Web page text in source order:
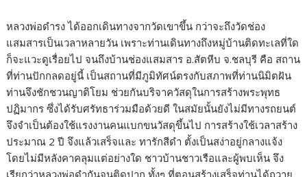
หลวงพ่อดำรง ได้ออกเดินทางจากวัดเขาขึ้น กว่าจะถึงวัดช่อง
แสมสารเป็นเวลาหลายวัน เพราะท่านเดินทางถึงหมู่บ้านติดทะเลที่ใด
ก็จะแวะดูเรื่อยไป จนถึงบ้านช่องแสมสาร อ.สัตหีบ จ.ชลบุรี คือ สถาน
ที่ท่านปักกลดอยู่นี้ เป็นสถานที่มีภูมิทัศน์ตรงกับสภาพที่ท่านนิมิตฝัน
ท่านจึงชักชวนญาติโยม ช่วยกันบริจาควัสดุในการสร้างพระพุทธ
ปฏิมากร ซึ่งได้รับศรัทธาร่วมมือด้วยดี ในสมัยนั้นยังไม่มีทางรถยนต์
จึงจำเป็นต้องใช้แรงงานคนแบกขนวัสดุขึ้นไป การสร้างใช้เวลาสร้าง
ประมาณ 2 ปี จึงแล้วเสร็จและ ทารักสีดำ ตั้งเป็นสง่าอยู่กลางแจ้ง
โดยไม่มีหลังคาคลุมแต่อย่างใด ชาวบ้านชาวเรือและผู้พบเห็น จึง